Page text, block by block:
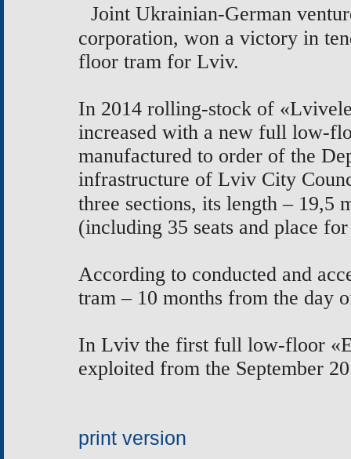
Joint Ukrainian-German
corporation, won a victory in
floor tram for Lviv.
In 2014 rolling-stock of «
increased with a new full low-
manufactured to order of the
infrastructure of Lviv City
three sections, its length – 19,5
(including 35 seats and place
According to conducted and
tram – 10 months from the day
In Lviv the first full low-floor «
exploited from the September
print version